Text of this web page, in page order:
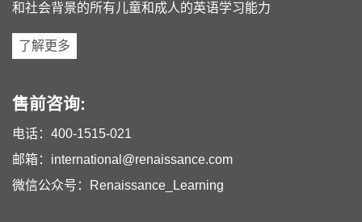
和社会背景的所有儿童和成人的英语学习能力
了解更多
售前咨询:
电话： 400-1515-021
邮箱： international@renaissance.com
微信公众号：Renaissance_Learning